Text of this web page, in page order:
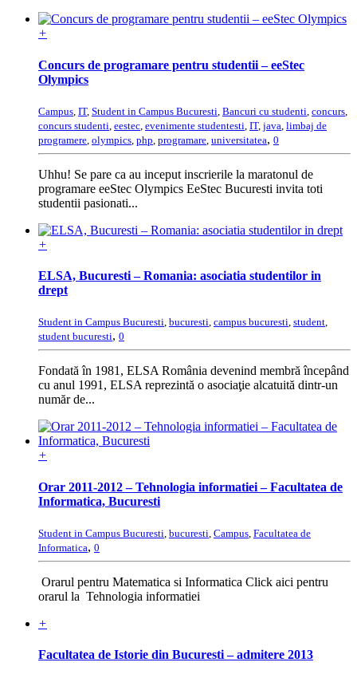
+
Concurs de programare pentru studentii – eeStec
Olympics
Campus IT, Student in Campus Bucuresti Bancuri cu studenti concurs
concurs studenti eestec evenimente studentesti IT, java limbaj de
programere olympics php programare universitatea, 0
Uhhu! Se pare ca au inceput inscrierile la maratonul de
programare eeStec Olympics EeStec Bucuresti invita toti
studentii pasionati...
+
ELSA, Bucuresti – Romania: asociatia studentilor in
drept
Student in Campus Bucuresti, bucuresti, campus bucuresti, student,
student bucuresti, 0
Fondată în 1981, ELSA România devenind membră începând
cu anul 1991, ELSA reprezintă o asociaţie alcatuită dintr-un
număr de...
+
Orar 2011-2012 – Tehnologia informatiei – Facultatea de
Informatica, Bucuresti
Student in Campus Bucuresti, bucuresti, Campus, Facultatea de
Informatica, 0
Orarul pentru Matematica si Informatica Click aici pentru
orarul la Tehnologia informatiei
+
Facultatea de Istorie din Bucuresti – admitere 2013